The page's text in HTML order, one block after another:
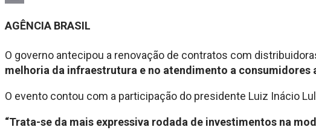
AGÊNCIA BRASIL
O governo antecipou a renovação de contratos com
melhoria da infraestrutura e no atendimento a consumidores
O evento contou com a participação do presidente Luiz Inácio
“Trata-se da mais expressiva rodada de investimentos na